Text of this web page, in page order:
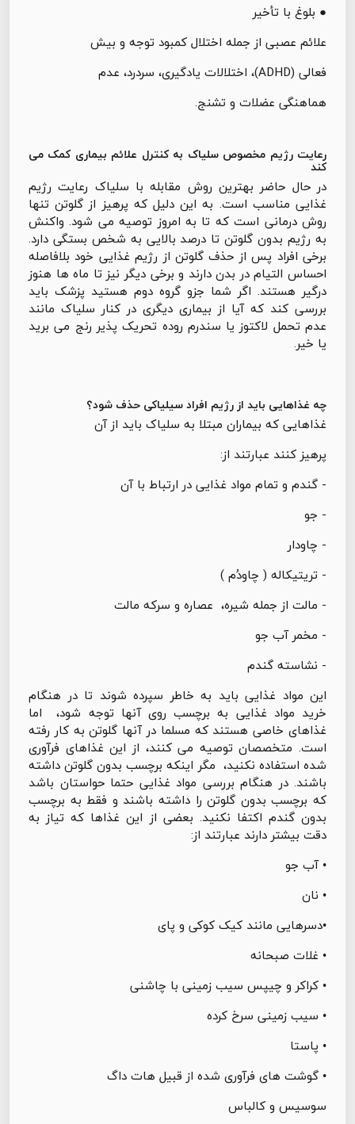
● بلوغ با تأخیر
علائم عصبی از جمله اختلال کمبود توجه و بیش
فعالی (ADHD)، اختلالات یادگیری، سردرد، عدم
هماهنگی عضلات و تشنج.
رعایت رژیم مخصوص سلیاک به کنترل علائم بیماری کمک می
کند
در حال حاضر بهترین روش مقابله با سلیاک رعایت رژیم
غذایی مناسب است. به این دلیل که پرهیز از گلوتن تنها
روش درمانی است که تا به امروز توصیه می شود. واکنش
به رژیم بدون گلوتن تا درصد بالایی به شخص بستگی دارد.
برخی افراد پس از حذف گلوتن از رژیم غذایی خود بلافاصله
احساس التیام در بدن دارند و برخی دیگر نیز تا ماه ها هنوز
درگیر هستند. اگر شما جزو گروه دوم هستید پزشک باید
بررسی کند که آیا از بیماری دیگری در کنار سلیاک مانند
عدم تحمل لاکتوز یا سندرم روده تحریک پذیر رنج می برید
یا خیر.
چه غذاهایی باید از رژیم افراد سیلیاکی حذف شود؟
غذاهایی که بیماران مبتلا به سلیاک باید از آن
پرهیز کنند عبارتند از:
- گندم و تمام مواد غذایی در ارتباط با آن
- جو
- چاودار
- تریتیکاله ( چاودُم )
- مالت از جمله شیره، عصاره و سرکه مالت
- مخمر آب جو
- نشاسته گندم
این مواد غذایی باید به خاطر سپرده شوند تا در هنگام
خرید مواد غذایی به برچسب روی آنها توجه شود، اما
غذاهای خاصی هستند که مسلما در آنها گلوتن به کار رفته
است. متخصصان توصیه می کنند، از این غذاهای فرآوری
شده استفاده نکنید، مگر اینکه برچسب بدون گلوتن داشته
باشند. در هنگام بررسی مواد غذایی حتما حواستان باشد
که برچسب بدون گلوتن را داشته باشند و فقط به برچسب
بدون گندم اکتفا نکنید. بعضی از این غذاها که تیاز به
دقت بیشتر دارند عبارتند از:
• آب جو
• نان
•دسرهایی مانند کیک کوکی و پای
• غلات صبحانه
• کراکر و چیپس سیب زمینی با چاشنی
• سیب زمینی سرخ کرده
• پاستا
• گوشت های فرآوری شده از قبیل هات داگ
سوسیس و کالباس